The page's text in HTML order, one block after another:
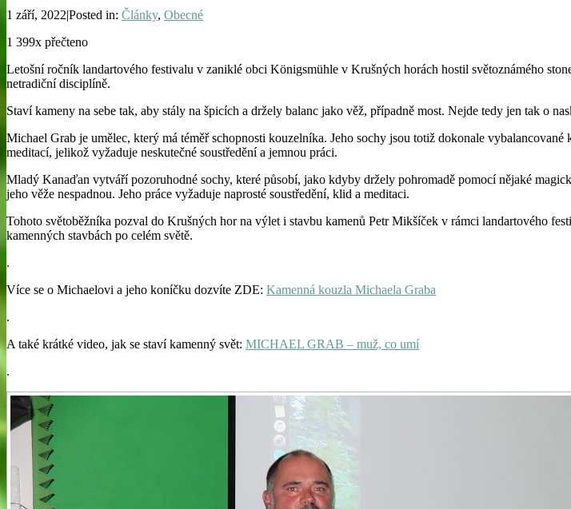
1 září, 2022|Posted in: Články, Obecné
1 399x přečteno
Letošní ročník landartového festivalu v zaniklé obci Königsmühle v Krušných horách hostil světoznámého
netradiční disciplíně.
Staví kameny na sebe tak, aby stály na špicích a držely balanc jako věž, případně most. Nejde tedy jen tak o
Michael Grab je umělec, který má téměř schopnosti kouzelníka. Jeho sochy jsou totiž dokonale
meditací, jelikož vyžaduje neskutečné soustředění a jemnou práci.
Mladý Kanaďan vytváří pozoruhodné sochy, které působí, jako kdyby držely pohromadě pomocí nějaké
jeho věže nespadnou. Jeho práce vyžaduje naprosté soustředění, klid a meditaci.
Tohoto světoběžníka pozval do Krušných hor na výlet i stavbu kamenů Petr Mikšíček v rámci landartového
kamenných stavbách po celém světě.
.
Více se o Michaelovi a jeho koníčku dozvíte ZDE: Kamenná kouzla Michaela Graba
.
A také krátké video, jak se staví kamenný svět: MICHAEL GRAB – muž, co umí
.